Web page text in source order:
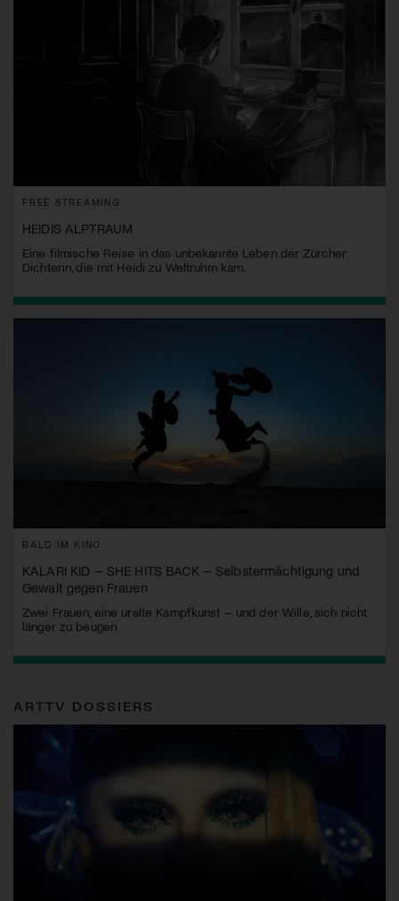
FREE STREAMING
HEIDIS ALPTRAUM
Eine filmische Reise in das unbekannte Leben der Zürcher
Dichterin, die mit Heidi zu Weltruhm kam.
BALD IM KINO
KALARI KID – SHE HITS BACK – Selbstermächtigung und
Gewalt gegen Frauen
Zwei Frauen, eine uralte Kampfkunst – und der Wille, sich nicht
länger zu beugen
ARTTV DOSSIERS